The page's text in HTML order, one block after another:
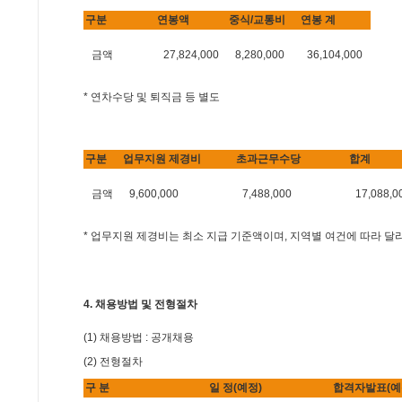
구분
연봉액 중식/교통비 연봉 계
금액 27,824,000 8,280,000 36,104,000
* 연차수당 및 퇴직금 등 별도
구분
업무지원 제경비 초과근무수당 합계
금액 9,600,000 7,488,000
* 업무지원 제경비는 최소 지급 기준액이며, 지역별 여건에 따라 달
4. 채용방법 및 전형절차
(1) 채용방법 : 공개채용
(2) 전형절차
구 분 일 정(예정) 합격자발표(